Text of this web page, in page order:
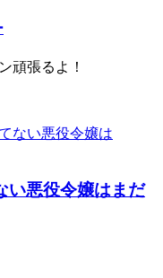
頑張るよ！
い悪役令嬢はまだ